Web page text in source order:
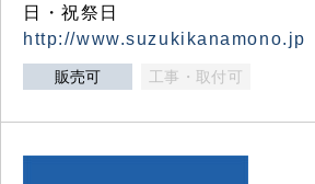
日・祝祭日
http://www.suzukikanamono.jp
販売可 工事・取付可